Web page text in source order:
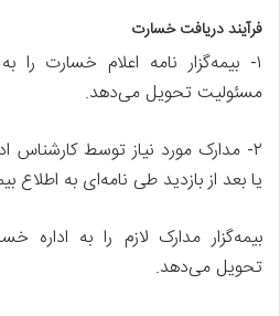
فرآیند دریافت خسارت
۱- بیمه‌گزار نامه اعلام خسارت را
مسئولیت تحویل می‌دهد.
۲- مدارک مورد نیاز توسط کارشناس
یا بعد از بازدید طی نامه‌ای به اطلاع
بیمه‌گزار مدارک لازم را به اداره
تحویل می‌دهد.